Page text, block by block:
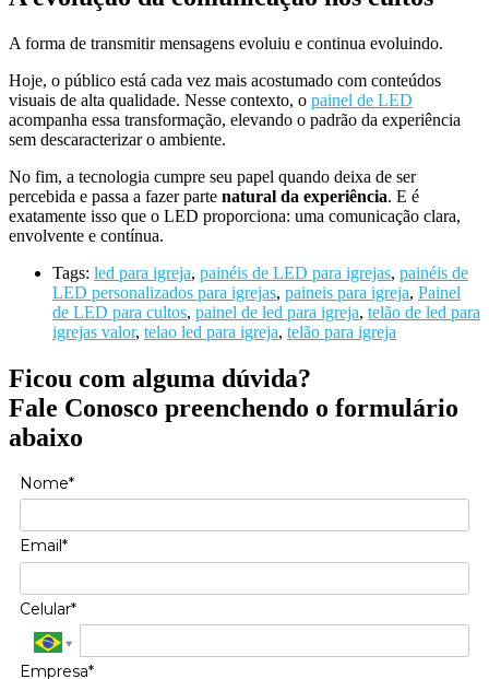
A forma de transmitir mensagens evoluiu e continua evoluindo.
Hoje, o público está cada vez mais acostumado com conteúdos
visuais de alta qualidade. Nesse contexto, o painel de LED
acompanha essa transformação, elevando o padrão da experiência
sem descaracterizar o ambiente.
No fim, a tecnologia cumpre seu papel quando deixa de ser
percebida e passa a fazer parte natural da experiência. E é
exatamente isso que o LED proporciona: uma comunicação clara,
envolvente e contínua.
Tags: led para igreja, painéis de LED para igrejas, painéis de
LED personalizados para igrejas, paineis para igreja, Painel
de LED para cultos, painel de led para igreja, telão de led para
igrejas valor, telao led para igreja, telão para igreja
Ficou com alguma dúvida?
Fale Conosco preenchendo o formulário
abaixo
Nome*
Email*
Celular*
Empresa*